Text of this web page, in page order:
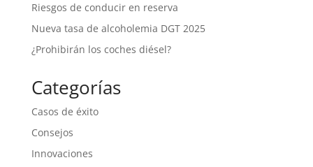
Riesgos de conducir en reserva
Nueva tasa de alcoholemia DGT 2025
¿Prohibirán los coches diésel?
Categorías
Casos de éxito
Consejos
Innovaciones